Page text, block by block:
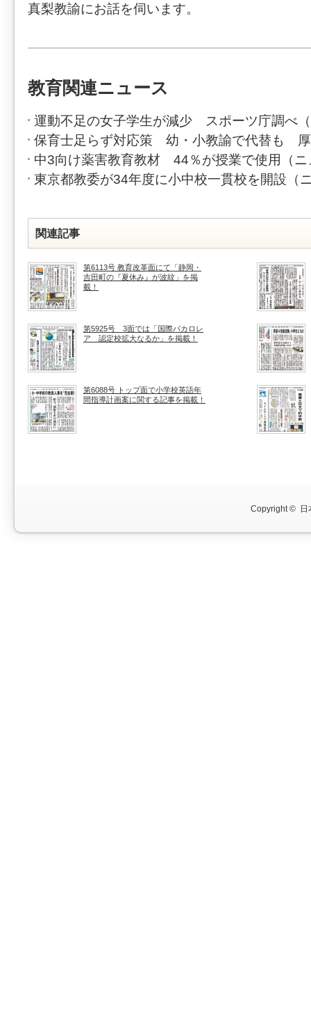
真梨教諭にお話を伺います。
教育関連ニュース
運動不足の女子学生が減少 スポーツ庁調べ
保育士足らず対応策 幼・小教諭で代替も 厚
中3向け薬害教育教材 44％が授業で使用（ニ
東京都教委が34年度に小中校一貫校を開設（
関連記事
第6113号 教育改革面にて「静岡・
吉田町の『夏休み』が波紋」を掲
載！
第5925号 3面では「国際バカロレ
ア 認定校拡大なるか」を掲載！
第6088号 トップ面で小学校英語年
間指導計画案に関する記事を掲載！
Copyright © 日